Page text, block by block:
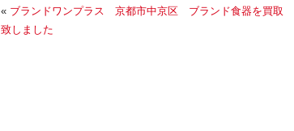
« ブランドワンプラス 京都市中京区 ブランド食器を買取
致しました